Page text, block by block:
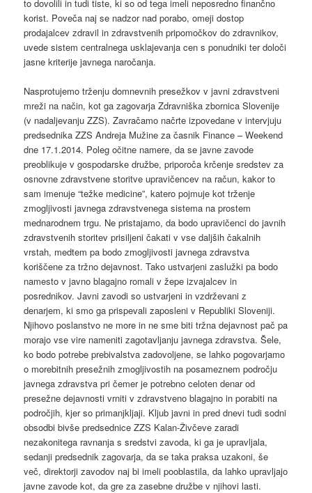
to dovolili in tudi tiste, ki so od tega imeli neposredno finančno
korist. Poveča naj se nadzor nad porabo, omeji dostop
prodajalcev zdravil in zdravstvenih pripomočkov do zdravnikov,
uvede sistem centralnega usklajevanja cen s ponudniki ter določi
jasne kriterije javnega naročanja.
Nasprotujemo trženju domnevnih presežkov v javni zdravstveni
mreži na način, kot ga zagovarja Zdravniška zbornica Slovenije
(v nadaljevanju ZZS). Zavračamo načrte izpovedane v intervjuju
predsednika ZZS Andreja Mužine za časnik Finance – Weekend
dne 17.1.2014. Poleg očitne namere, da se javne zavode
preoblikuje v gospodarske družbe, priporoča krčenje sredstev za
osnovne zdravstvene storitve upravičencev na račun, kakor to
sam imenuje “težke medicine”, katero pojmuje kot trženje
zmogljivosti javnega zdravstvenega sistema na prostem
mednarodnem trgu. Ne pristajamo, da bodo upravičenci do javnih
zdravstvenih storitev prisiljeni čakati v vse daljših čakalnih
vrstah, medtem pa bodo zmogljivosti javnega zdravstva
koriščene za tržno dejavnost. Tako ustvarjeni zaslužki pa bodo
namesto v javno blagajno romali v žepe izvajalcev in
posrednikov. Javni zavodi so ustvarjeni in vzdrževani z
denarjem, ki smo ga prispevali zaposleni v Republiki Sloveniji.
Njihovo poslanstvo ne more in ne sme biti tržna dejavnost pač pa
morajo vse vire nameniti zagotavljanju javnega zdravstva. Šele,
ko bodo potrebe prebivalstva zadovoljene, se lahko pogovarjamo
o morebitnih presežnih zmogljivostih na posameznem področju
javnega zdravstva pri čemer je potrebno celoten denar od
presežne dejavnosti vrniti v zdravstveno blagajno in porabiti na
področjih, kjer so primanjkljaji. Kljub javni in pred dnevi tudi sodni
obsodbi bivše predsednice ZZS Kalan-Živčeve zaradi
nezakonitega ravnanja s sredstvi zavoda, ki ga je upravljala,
sedanji predsednik zagovarja, da se taka praksa uzakoni, še
več, direktorji zavodov naj bi imeli pooblastila, da lahko upravljajo
javne zavode kot, da gre za zasebne družbe v njihovi lasti.